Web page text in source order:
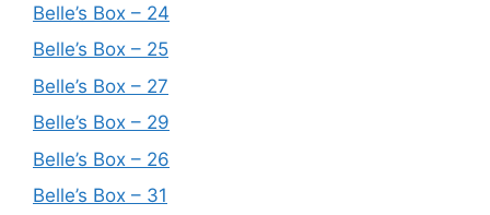
Belle’s Box – 24
Belle’s Box – 25
Belle’s Box – 27
Belle’s Box – 29
Belle’s Box – 26
Belle’s Box – 31